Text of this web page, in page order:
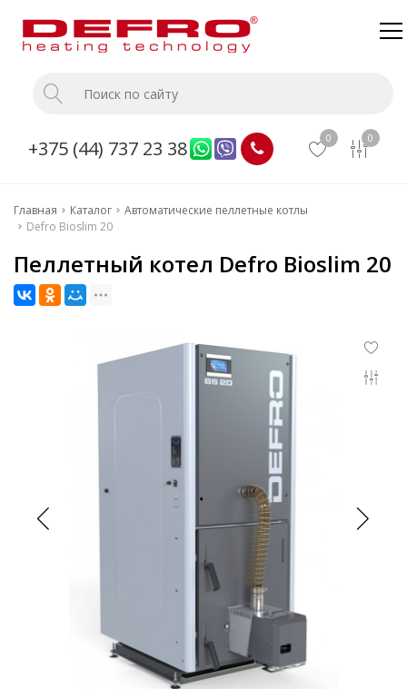
+375 (44) 737 23 38 0 0
О компании
Монтаж
Прайс
Главная Каталог
Автоматические пеллетные котлы
Defro Bioslim 20
Пеллетный котел Defro Bioslim 20